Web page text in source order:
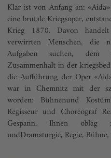
Klar ist von Anfang an:
eine brutale Kriegsoper,
Krieg 1870. Davon
verwirrten Menschen, die
Aufgaben suchen, dem
Zusammenhalt in der
die Aufführung der Oper
war in Chemnitz mit der
worden: Bühnenund
Regisseur und Choreograf
Gespann. Ihnen oblag
undDramaturgie, Regie,